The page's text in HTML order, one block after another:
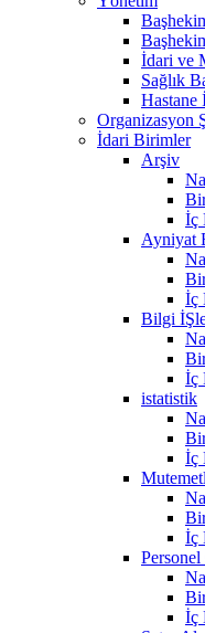
İdari ve
Sağlık
Hastane
Organizasyon
İdari Birimler
Arşiv
İç
Ayniyat
İç
Bilgi
İç
istatistik
İç
İç
İç